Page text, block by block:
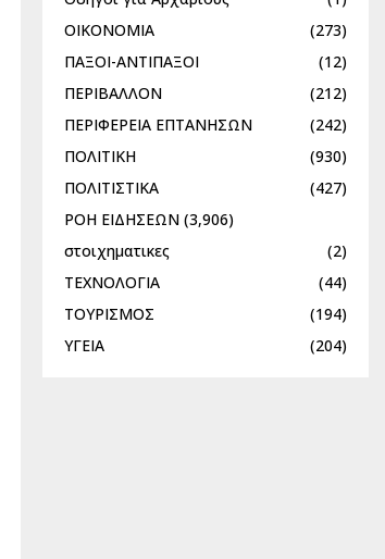
ΟΙΚΟΝΟΜΙΑ
(273)
ΠΑΞΟΙ-ΑΝΤΙΠΑΞΟΙ
(12)
ΠΕΡΙΒΑΛΛΟΝ
(212)
ΠΕΡΙΦΕΡΕΙΑ ΕΠΤΑΝΗΣΩΝ
(242)
ΠΟΛΙΤΙΚΗ
(930)
ΠΟΛΙΤΙΣΤΙΚΑ
(427)
ΡΟΗ ΕΙΔΗΣΕΩΝ (3,906)
στοιχηματικες
(2)
ΤΕΧΝΟΛΟΓΙΑ
(44)
ΤΟΥΡΙΣΜΟΣ
(194)
ΥΓΕΙΑ
(204)